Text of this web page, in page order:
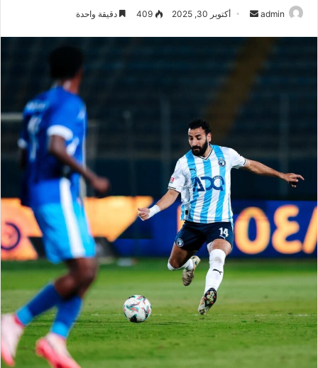
admin
أرسل أكتوبر 30, 2025 409 دقيقة واحدة